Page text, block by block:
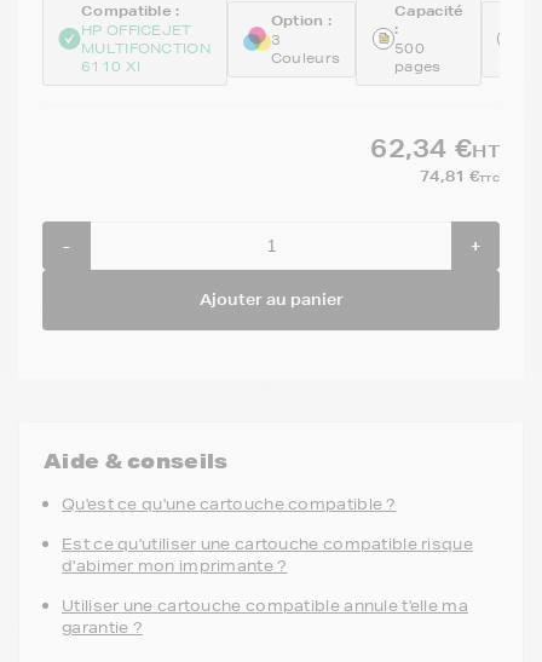
Compatible :
HP OFFICEJET
MULTIFONCTION
6110 XI
Option :
3
Couleurs
Capacité
:
500
pages
62,34 €HT
74,81 €TTC
- +
Ajouter au panier
Aide & conseils
Qu'est ce qu'une cartouche compatible ?
Est ce qu'utiliser une cartouche compatible risque
d'abimer mon imprimante ?
Utiliser une cartouche compatible annule t'elle ma
garantie ?